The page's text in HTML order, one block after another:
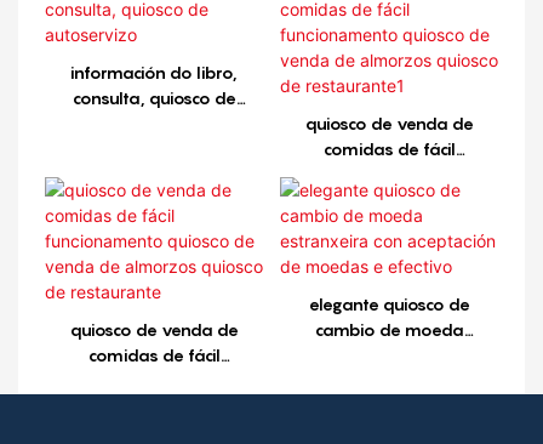
información do libro,
consulta, quiosco de
quiosco de venda de
comidas de fácil
funcionamento quiosco de
venda de almorzos
quiosco de restaurante1
quiosco de venda de
comidas de fácil
elegante quiosco de
cambio de moeda